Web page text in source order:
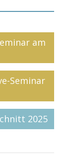
am
Seminar
2025